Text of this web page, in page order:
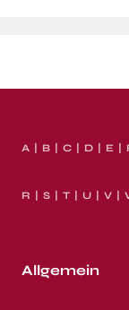
A B C D E
R S T U V
Allgemein